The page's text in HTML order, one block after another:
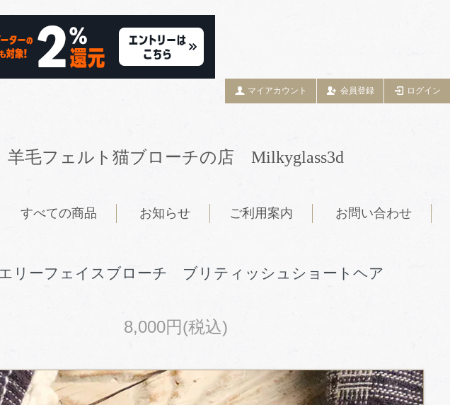
ログイン
会員登録
マイアカウント
羊毛フェルト猫ブローチの店 Milkyglass3d
すべての商品 お知らせ ご利用案内 お問い合わせ
リーフェイスブローチ ブリティッシュショートヘア
8,000円(税込)